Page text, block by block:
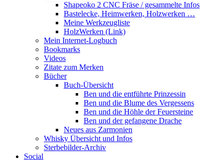
Shapeoko 2 CNC Fräse / gesammelte Infos
Bastelecke, Heimwerken, Holzwerken …
Meine Werkzeugliste
HolzWerken (Link)
Mein Internet-Logbuch
Bookmarks
Videos
Zitate zum Merken
Bücher
Buch-Übersicht
Ben und die entführte Prinzessin
Ben und die Blume des Vergessens
Ben und die Höhle der Feuersteine
Ben und der gefangene Drache
Neues aus Zarmonien
Whisky Übersicht und Infos
Sterbebilder-Archiv
Social